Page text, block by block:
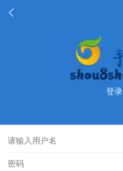
登录